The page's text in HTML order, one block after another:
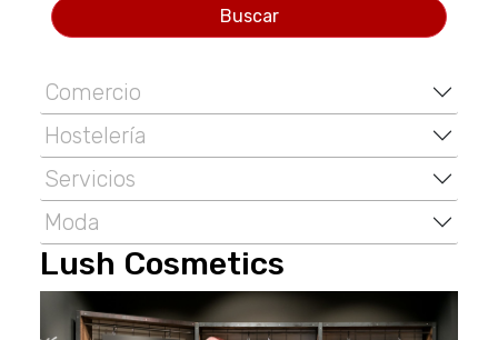
Buscar
Comercio
Hostelería
Servicios
Moda
Lush Cosmetics